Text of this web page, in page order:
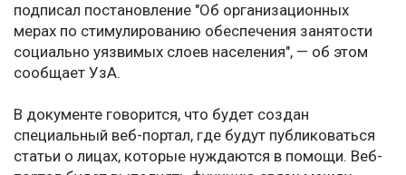
подписал постановление "Об организационных
мерах по стимулированию обеспечения занятости
социально уязвимых слоев населения", — об этом
сообщает УзА.
В документе говорится, что будет создан
специальный веб-портал, где будут публиковаться
статьи о лицах, которые нуждаются в помощи. Веб-